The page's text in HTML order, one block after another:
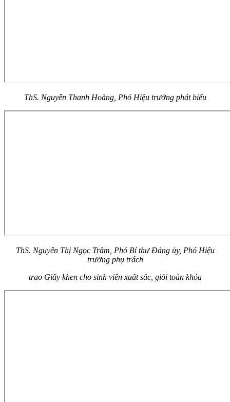
ThS. Nguyễn Thanh Hoàng, Phó Hiệu trưởng phát biểu
ThS. Nguyễn Thị Ngọc Trâm, Phó Bí thư Đảng ủy, Phó Hiệu
trưởng phụ trách
trao Giấy khen cho sinh viênxuất sắc, giỏi toàn khóa